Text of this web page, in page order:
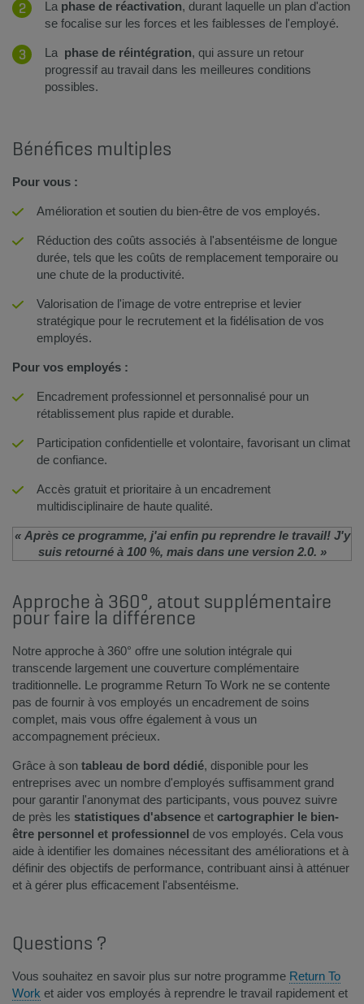
​La phase de réactivation, durant laquelle un plan d'action
se focalise sur les forces et les faiblesses de l'employé.
La phase de réintégration, qui assure un retour
progressif au travail dans les meilleures conditions
possibles.
​Bénéfices multiples
Pour vous :
​Amélioration et soutien du bien-être de vos employés.
Réduction des coûts associés à l'absentéisme de longue
durée, tels que les coûts de remplacement temporaire ou
une chute de la productivité.
Valorisation de l'image de votre entreprise et levier
stratégique pour le recrutement et la fidélisation de vos
employés.
Pour vos employés :​
Encadrement professionnel et personnalisé pour un
rétablissement plus rapide et durable.
Participation confidentielle et volontaire, favorisant un climat
de confiance.
Accès gratuit et prioritaire à un encadrement
multidisciplinaire de haute qualité.
« Après ce programme, j'ai enfin pu reprendre le travail! J'y
suis retourn​é à 100 %, mais dans une version 2.0. »
Approche à 360°, atout supplémentaire
pour faire la différence
Notre approche à 360° offre une solution intégrale qui
transcende largement une couverture complémentaire
traditionnelle. Le programme Return To Work ne se contente
pas de fournir à vos employés un encadrement de soins
complet, mais vous offre également à vous un
accompagnement précieux.
Grâce à son tableau de bord dédié, disponible pour les
entreprises avec un nombre d'employés suffisamment grand
pour garantir l'anonymat des participants, vous pouvez suivre
de près les statistiques d'absence et cartographier le bien-
être personnel et professionnel de vos employés. Cela vous
aide à identifier les domaines nécessitant des améliorations et à
définir des objectifs de performance, contribuant ainsi à atténuer
et à gérer plus efficacement l'absentéisme.
Questions ?
Vous souhaitez en savoir plus sur notre programme Return To
Work et aider vos employés à reprendre le travail rapidement et